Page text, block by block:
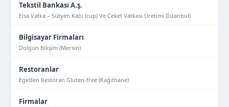
Tekstil Bankası A.ş.
Elsa Vatka – Sütyen Kabı (cup) Ve Ceket Vatkası Üretimi (İstanbul)
Bilgisayar Firmaları
Dolgun Bilişim (Mersin)
Restoranlar
Ege'den Restoran Gluten-free (Kağıthane)
Firmalar